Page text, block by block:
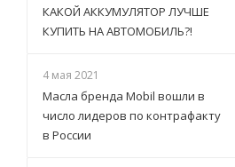
КАКОЙ АККУМУЛЯТОР ЛУЧШЕ
КУПИТЬ НА АВТОМОБИЛЬ?!
4 мая 2021
Масла бренда Mobil вошли в
число лидеров по контрафакту
в России